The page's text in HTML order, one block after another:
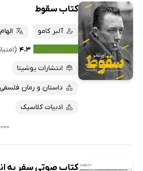
کتاب سقوط
آلبر کامو
۴.۳ (امتیاز ۳ نفر)
انتشارات یوشیتا
داستان و رمان
ادبیات کلاسیک
کتاب صوتی سفر به